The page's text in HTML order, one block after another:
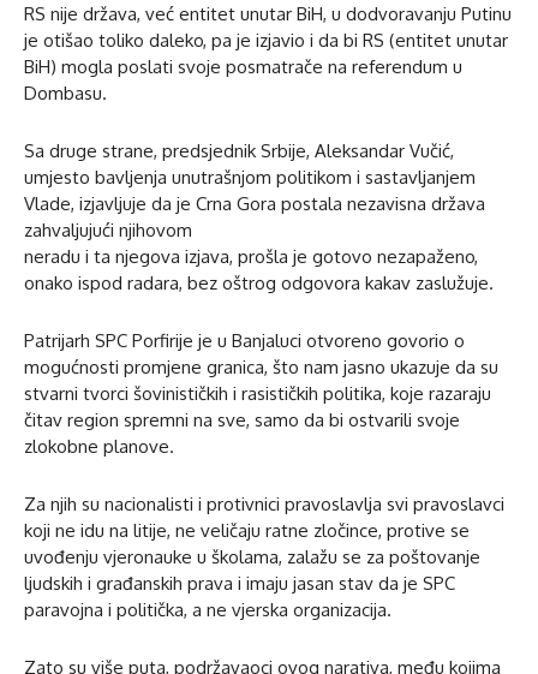
RS nije država, već entitet unutar BiH, u dodvoravanju Putinu
je otišao toliko daleko, pa je izjavio i da bi RS (entitet unutar
BiH) mogla poslati svoje posmatrače na referendum u
Dombasu.
Sa druge strane, predsjednik Srbije, Aleksandar Vučić,
umjesto bavljenja unutrašnjom politikom i sastavljanjem
Vlade, izjavljuje da je Crna Gora postala nezavisna država
zahvaljujući njihovom
neradu i ta njegova izjava, prošla je gotovo nezapaženo,
onako ispod radara, bez oštrog odgovora kakav zaslužuje.
Patrijarh SPC Porfirije je u Banjaluci otvoreno govorio o
mogućnosti promjene granica, što nam jasno ukazuje da su
stvarni tvorci šovinističkih i rasističkih politika, koje razaraju
čitav region spremni na sve, samo da bi ostvarili svoje
zlokobne planove.
Za njih su nacionalisti i protivnici pravoslavlja svi pravoslavci
koji ne idu na litije, ne veličaju ratne zločince, protive se
uvođenju vjeronauke u školama, zalažu se za poštovanje
ljudskih i građanskih prava i imaju jasan stav da je SPC
paravojna i politička, a ne vjerska organizacija.
Zato su više puta, podržavaoci ovog narativa, među kojima